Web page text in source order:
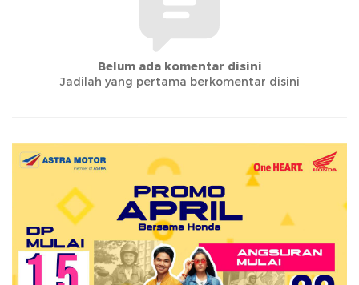
Belum ada komentar disini
Jadilah yang pertama berkomentar disini